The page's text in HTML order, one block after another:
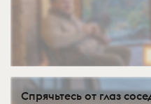
Спрячьтесь от глаз